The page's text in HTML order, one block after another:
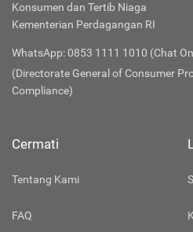
Konsumen dan Tertib Niaga
Kementerian Perdagangan RI
WhatsApp: 0853 1111 1010 (Chat
(Directorate General of Consumer
Compliance)
Cermati
Tentang Kami
FAQ